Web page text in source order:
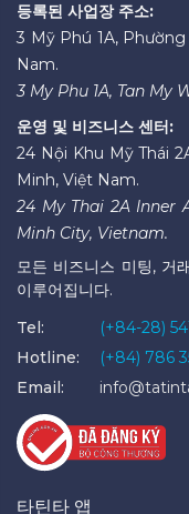
등록된 사업장 주소:
3 Mỹ Phú 1A,
Nam.
3 My Phu 1A, Tan My
운영 및 비즈니스 센터:
24 Nội Khu Mỹ Thái
Minh, Việt Nam.
24 My Thai 2A Inner
Minh City, Vietnam.
모든 비즈니스 미팅, 거
이루어집니다.
Tel:
(+84-28)
Hotline:
(+84) 786
Email:
타틴타 앱